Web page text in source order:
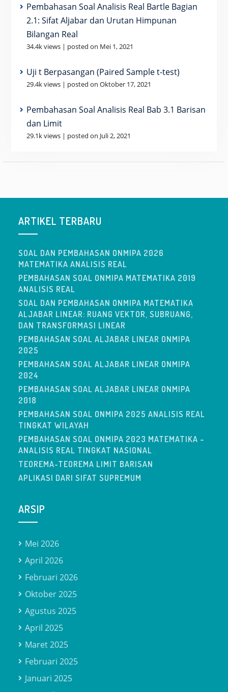
Pembahasan Soal Analisis Real Bartle Bagian
2.1: Sifat Aljabar dan Urutan Himpunan
Bilangan Real
34.4k views| posted on Mei 1, 2021
Uji t Berpasangan (Paired Sample t-test)
29.4k views| posted on Oktober 17, 2021
Pembahasan Soal Analisis Real Bab 3.1 Barisan
dan Limit
29.1k views| posted on Juli 2, 2021
ARTIKEL TERBARU
SOAL DAN PEMBAHASAN ONMIPA 2026
MATEMATIKA ANALISIS REAL
PEMBAHASAN SOAL ONMIPA MATEMATIKA 2019
ANALISIS REAL
SOAL DAN PEMBAHASAN ONMIPA MATEMATIKA
ALJABAR LINEAR: RUANG VEKTOR, SUBRUANG,
DAN TRANSFORMASI LINEAR
PEMBAHASAN SOAL ALJABAR LINEAR ONMIPA
2025
PEMBAHASAN SOAL ALJABAR LINEAR ONMIPA
2024
PEMBAHASAN SOAL ALJABAR LINEAR ONMIPA
2018
PEMBAHASAN SOAL ONMIPA 2025 ANALISIS REAL
TINGKAT WILAYAH
PEMBAHASAN SOAL ONMIPA 2023 MATEMATIKA –
ANALISIS REAL TINGKAT NASIONAL
TEOREMA-TEOREMA LIMIT BARISAN
APLIKASI DARI SIFAT SUPREMUM
ARSIP
Mei 2026
April 2026
Februari 2026
Oktober 2025
Agustus 2025
April 2025
Maret 2025
Februari 2025
Januari 2025